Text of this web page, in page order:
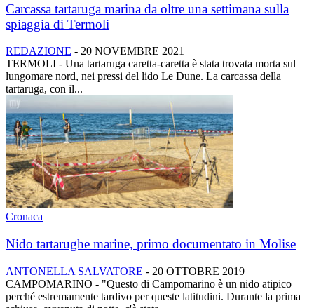
Carcassa tartaruga marina da oltre una settimana sulla
spiaggia di Termoli
REDAZIONE - 20 NOVEMBRE 2021
TERMOLI - Una tartaruga caretta-caretta è stata trovata morta sul
lungomare nord, nei pressi del lido Le Dune. La carcassa della
tartaruga, con il...
Cronaca
Nido tartarughe marine, primo documentato in Molise
ANTONELLA SALVATORE - 20 OTTOBRE 2019
CAMPOMARINO - "Questo di Campomarino è un nido atipico
perché estremamente tardivo per queste latitudini. Durante la prima